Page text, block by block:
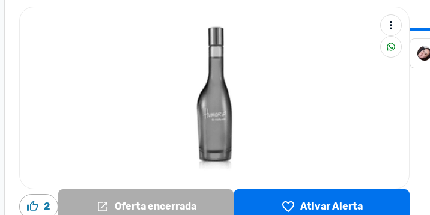
2 Oferta encerrada Ativar Alerta